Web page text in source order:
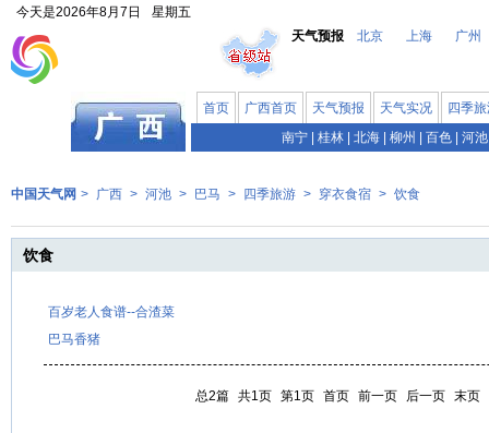
今天是2026年8月7日
星期五
天气预报
北京 上海 广州
首页 广西首页 天气预报 天气实况
四季
南宁
桂林 北海 柳州 百色 河池
中国天气网 > 广西 > 河池 > 巴马 > 四季旅游 > 穿衣食宿 > 饮食
饮食
百岁老人食谱--合渣菜
巴马香猪
总2篇 共1页 第1页 首页 前一页 后一页 末页